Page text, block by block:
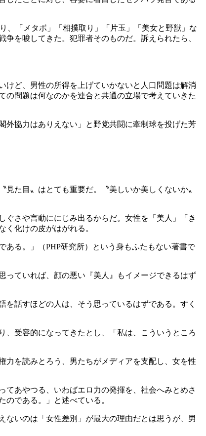
「メタボ」「相撲取り」「片玉」「美女と野獣」な
を唆してきた。犯罪者そのものだ。訴えられたら、
ど、男性の所得を上げていかないと人口問題は解消
の問題は何なのかを連合と共通の立場で考えていきた
協力はありえない」と野党共闘に牽制球を投げた芳
た目〟はとても重要だ。〝美しいか美しくないか〟
さや言動ににじみ出るからだ。女性を「美人」「き
化けの皮がはがれる。
る。」（PHP研究所）という身もふたもない著書で
ていれば、顔の悪い『美人』もイメージできるはず
話すほどの人は、そう思っているはずである。すく
受容的になってきたとし、「私は、こういうところ
を読みとろう、男たちがメディアを支配し、女を性
あやつる、いわばエロ力の発揮を、社会へみとめさ
である。」と述べている。
いのは「女性差別」が最大の理由だとは思うが、男